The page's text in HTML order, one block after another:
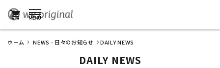
shopping_cart
ホーム NEWS - 日々のお知らせ DAILY NEWS
DAILY NEWS